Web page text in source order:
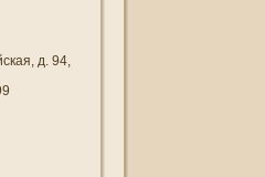
д. 94,